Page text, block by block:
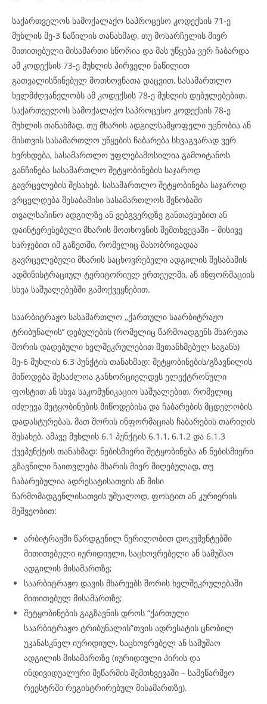
საქართველოს სამოქალაქო საპროცესო კოდექსის 71-ე
მუხლის მე-3 ნაწილის თანახმად, თუ მოსარჩელის მიერ
მითითებული მისამართი სწორია და მას უწყება ვერ ჩაბარდა
ამ კოდექსის 73-ე მუხლის პირველი ნაწილით
გათვალისწინებულ მოთხოვნათა დაცვით, სასამართლო
ხელმძღვანელობს ამ კოდექსის 78-ე მუხლის დებულებებით.
საქართველოს სამოქალაქო საპროცესო კოდექსის 78-ე
მუხლის თანახმად, თუ მხარის ადგილსამყოფელი უცნობია ან
მისთვის სასამართლო უწყების ჩაბარება სხვაგვარად ვერ
ხერხდება, სასამართლო უფლებამოსილია გამოიტანოს
განჩინება სასამართლო შეტყობინების საჯაროდ
გავრცელების შესახებ. სასამართლო შეტყობინება საჯაროდ
ვრცელდება შესაბამისი სასამართლოს შენობაში
თვალსაჩინო ადგილზე ან ვებგვერდზე განთავსებით ან
დაინტერესებული მხარის მოთხოვნის შემთხვევაში – მისივე
ხარჯებით იმ გაზეთში, რომელიც მასობრივადაა
გავრცელებული მხარის საცხოვრებელი ადგილის შესაბამის
ადმინისტრაციულ ტერიტორიულ ერთეულში, ან ინფორმაციის
სხვა საშუალებებში გამოქვეყნებით.
საარბიტრაჟო სასამართლო ,,ქართული საარბიტრაჟო
ტრიბუნალის’’ დებულების (რომელიც წარმოადგენს მხარეთა
შორის დადებული ხელშეკრულებით შეთანხმებულ საგანს)
მე-6 მუხლის 6.3 პუნქტის თანახმად: შეტყობინების/გზავნილის
მიწოდება შესაძლოა განხორციელდეს ელექტრონული
ფოსტით ან სხვა საკომუნიკაციო საშუალებით, რომელიც
იძლევა შეტყობინების მიწოდებისა და ჩაბარების მცდელობის
დადასტურებას, მათ შორის ინფორმაციას ჩაბარების თარიღის
შესახებ. ამავე მუხლის 6.1 პუნქტის 6.1.1, 6.1.2 და 6.1.3
ქვეპუნქტის თანახმად: ნებისმიერი შეტყობინება ან ნებისმიერი
გზავნილი ჩაითვლება მხარის მიერ მიღებულად, თუ
ჩაბარებულია ადრესატისათვის ან მისი
წარმომადგენლისათვის უშუალოდ, ფოსტით ან კურიერის
მეშვეობით:
არბიტრაჟში წარდგენილ წერილობით დოკუმენტებში
მითითებული იურიდიული, საცხოვრებელი ან სამუშაო
ადგილის მისამართზე;
საარბიტრაჟო დავის მხარეებს შორის ხელშეკრულებაში
მითითებულ მისამართზე;
შეტყობინების გაგზავნის დროს “ქართული
საარბიტრაჟო ტრიბუნალის”თვის ადრესატის ცნობილ
უკანასკნელ იურიდიულ, საცხოვრებელ ან სამუშაო
ადგილის მისამართზე (იურიდიული პირის და
ინდივიდუალური მეწარმის შემთხვევაში – სამეწარმეო
რეესტრში რეგისტრირებულ მისამართზე).